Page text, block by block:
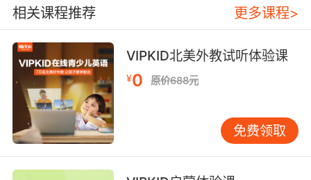
入假说”所指出，当学习者接触到略高于其当前水
平的语言材料，并在有意义的语境中使用这些材
料时，学习效果最佳。 此外，VIPKID还注重培养
学生的语感，即对语言的直觉感受。通过大量阅
读英文原著、观看英文影视作品，学生可以在不
知不觉中吸收正确的语法结构，形成自然的语
感。这种“润物细无声”的学习方式，对于提升语
法能力有着不可估量的作用。 三、专项突破，强
化训练 针对普遍存在的语法难点，如虚拟语气、
定语从句、被动语态等，VIPKID设计了专项训练
相关课程推荐 更多课程>
VIPKID北美外教试听体验课
¥0 原价688元
免费领取